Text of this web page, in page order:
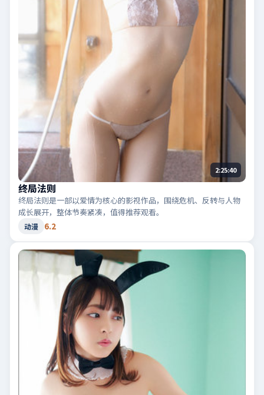
2:25:40
终局法则
终局法则是一部以爱情为核心的影视作品，围绕危机、反转与人物
成长展开，整体节奏紧凑，值得推荐观看。
动漫 6.2